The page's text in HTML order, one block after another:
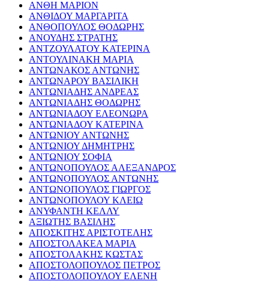
ΑΝΘΗ ΜΑΡΙΟΝ
ΑΝΘΙΔΟΥ ΜΑΡΓΑΡΙΤΑ
ΑΝΘΟΠΟΥΛΟΣ ΘΟΔΩΡΗΣ
ΑΝΟΥΔΗΣ ΣΤΡΑΤΗΣ
ΑΝΤΖΟΥΛΑΤΟΥ ΚΑΤΕΡΙΝΑ
ΑΝΤΟΥΛΙΝΑΚΗ ΜΑΡΙΑ
ΑΝΤΩΝΑΚΟΣ ΑΝΤΩΝΗΣ
ΑΝΤΩΝΑΡΟΥ ΒΑΣΙΛΙΚΗ
ΑΝΤΩΝΙΑΔΗΣ ΑΝΔΡΕΑΣ
ΑΝΤΩΝΙΑΔΗΣ ΘΟΔΩΡΗΣ
ΑΝΤΩΝΙΑΔΟΥ ΕΛΕΟΝΩΡΑ
ΑΝΤΩΝΙΑΔΟΥ ΚΑΤΕΡΙΝΑ
ΑΝΤΩΝΙΟΥ ΑΝΤΩΝΗΣ
ΑΝΤΩΝΙΟΥ ΔΗΜΗΤΡΗΣ
ΑΝΤΩΝΙΟΥ ΣΟΦΙΑ
ΑΝΤΩΝΟΠΟΥΛΟΣ ΑΛΕΞΑΝΔΡΟΣ
ΑΝΤΩΝΟΠΟΥΛΟΣ ΑΝΤΩΝΗΣ
ΑΝΤΩΝΟΠΟΥΛΟΣ ΓΙΩΡΓΟΣ
ΑΝΤΩΝΟΠΟΥΛΟΥ ΚΛΕΙΩ
ΑΝΥΦΑΝΤΗ ΚΕΛΛΥ
ΑΞΙΩΤΗΣ ΒΑΣΙΛΗΣ
ΑΠΟΣΚΙΤΗΣ ΑΡΙΣΤΟΤΕΛΗΣ
ΑΠΟΣΤΟΛΑΚΕΑ ΜΑΡΙΑ
ΑΠΟΣΤΟΛΑΚΗΣ ΚΩΣΤΑΣ
ΑΠΟΣΤΟΛΟΠΟΥΛΟΣ ΠΕΤΡΟΣ
ΑΠΟΣΤΟΛΟΠΟΥΛΟΥ ΕΛΕΝΗ